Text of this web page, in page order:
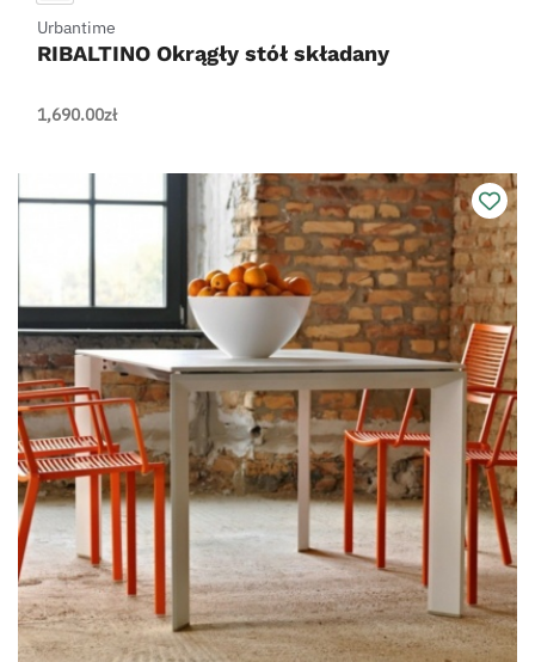
Urbantime
RIBALTINO Okrągły stół składany
1,690.00zł